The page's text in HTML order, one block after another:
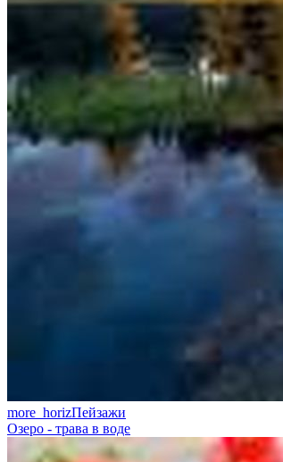
more_horizПейзажи
Озеро - трава в воде